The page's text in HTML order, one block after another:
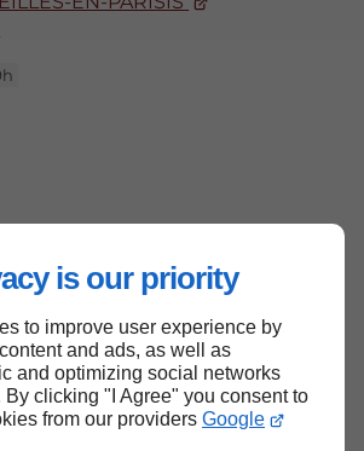
is our priority
to improve user experience by
and ads, as well as
and optimizing social networks
clicking "I Agree" you consent to
from our providers Google
Haut de page